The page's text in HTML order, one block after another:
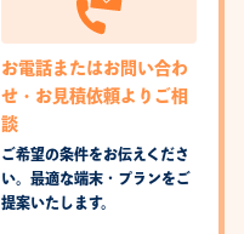
お電話またはお問い合わ
せ・お見積依頼よりご相
談
ご希望の条件をお伝えくださ
い。最適な端末・プランをご
提案いたします。